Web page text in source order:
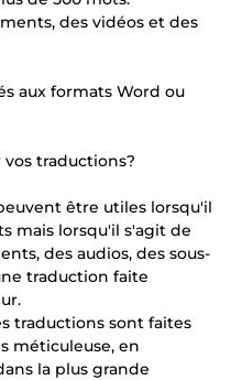
des vidéos et des
aux formats Word ou
traductions?
être utiles lorsqu'il
mais lorsqu'il s'agit de
des audios, des sous-
traduction faite
traductions sont faites
méticuleuse, en
la plus grande